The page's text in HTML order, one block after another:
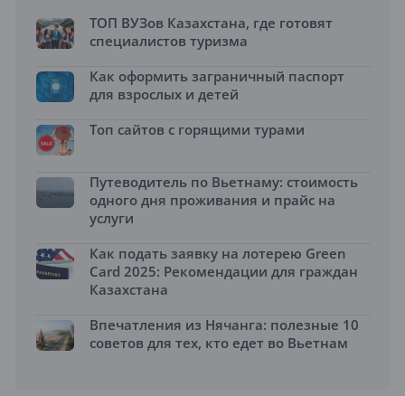
ТОП ВУЗов Казахстана, где готовят
специалистов туризма
Как оформить заграничный паспорт
для взрослых и детей
Топ сайтов с горящими турами
Путеводитель по Вьетнаму: стоимость
одного дня проживания и прайс на
услуги
Как подать заявку на лотерею Green
Card 2025: Рекомендации для граждан
Казахстана
Впечатления из Нячанга: полезные 10
советов для тех, кто едет во Вьетнам